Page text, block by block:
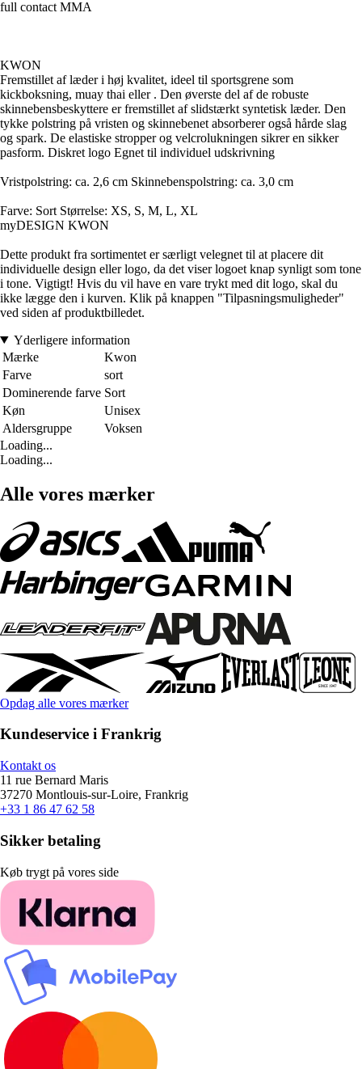
full contact MMA
KWON
Fremstillet af læder i høj kvalitet, ideel til sportsgrene som
kickboksning, muay thai eller . Den øverste del af de robuste
skinnebensbeskyttere er fremstillet af slidstærkt syntetisk læder. Den
tykke polstring på vristen og skinnebenet absorberer også hårde slag
og spark. De elastiske stropper og velcrolukningen sikrer en sikker
pasform. Diskret logo Egnet til individuel udskrivning
Vristpolstring: ca. 2,6 cm Skinnebenspolstring: ca. 3,0 cm
Farve: Sort Størrelse: XS, S, M, L, XL
myDESIGN KWON
Dette produkt fra sortimentet er særligt velegnet til at placere dit
individuelle design eller logo, da det viser logoet knap synligt som tone
i tone. Vigtigt! Hvis du vil have en vare trykt med dit logo, skal du
ikke lægge den i kurven. Klik på knappen "Tilpasningsmuligheder"
ved siden af produktbilledet.
Yderligere information
Mærke
Kwon
Farve
sort
Dominerende farve Sort
Køn
Unisex
Aldersgruppe
Voksen
Loading...
Loading...
Alle vores mærker
Opdag alle vores mærker
Kundeservice i Frankrig
Kontakt os
11 rue Bernard Maris
37270 Montlouis-sur-Loire, Frankrig
+33 1 86 47 62 58
Sikker betaling
Køb trygt på vores side